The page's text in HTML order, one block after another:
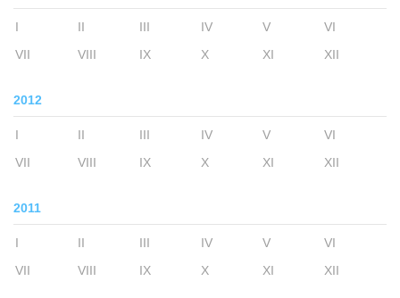
I II III IV V
VI
VII
VIII IX X XI XII
2012
I II III IV V
VI
VII
VIII IX X XI XII
2011
I II III IV V
VI
VII
VIII IX X XI XII